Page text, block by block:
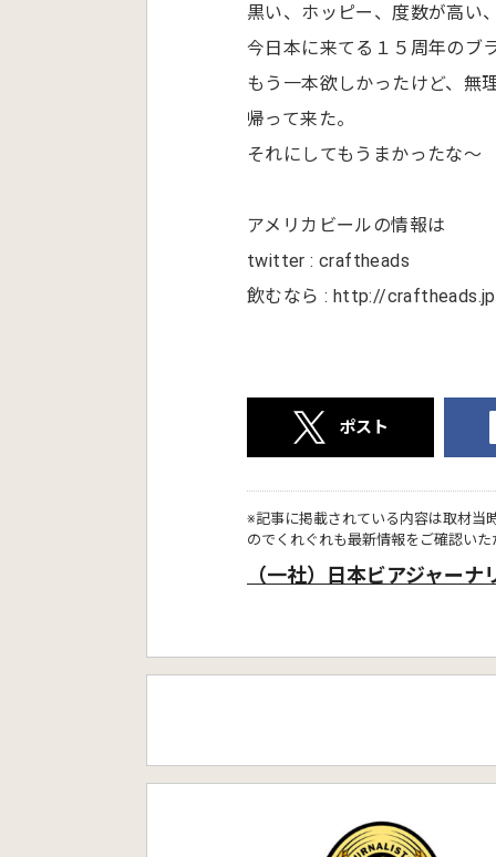
黒い、ホッピー、度数が高い
今日本に来てる１５周年のブ
もう一本欲しかったけど、無
帰って来た。
それにしてもうまかったな〜
アメリカビールの情報は
twitter : craftheads
飲むなら : http://
ポスト
※記事に掲載されている内容は取材当
のでくれぐれも最新情報をご確認い
（一社）日本ビアジャー